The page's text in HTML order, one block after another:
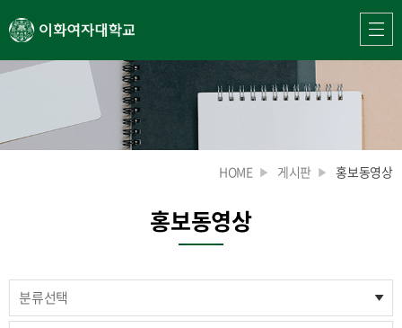
HOME 게시판 홍보동영상
홍보동영상
분류선택